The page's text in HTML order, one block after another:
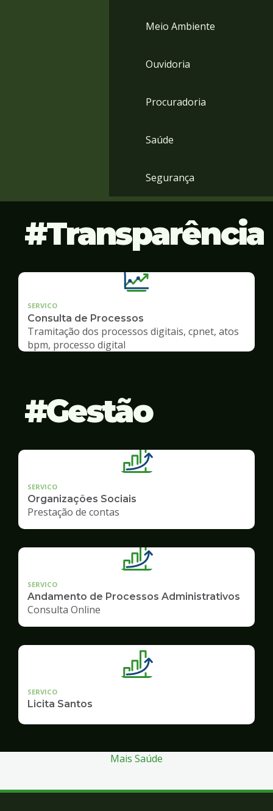
Meio Ambiente
Ouvidoria
Procuradoria
Saúde
Segurança
Transparência
SERVICO
Consulta de Processos
Tramitação dos processos digitais, cpnet, atos
bpm, processo digital
Gestão
SERVICO
Organizações Sociais
Prestação de contas
SERVICO
Andamento de Processos Administrativos
Consulta Online
SERVICO
Licita Santos
Mais Saúde